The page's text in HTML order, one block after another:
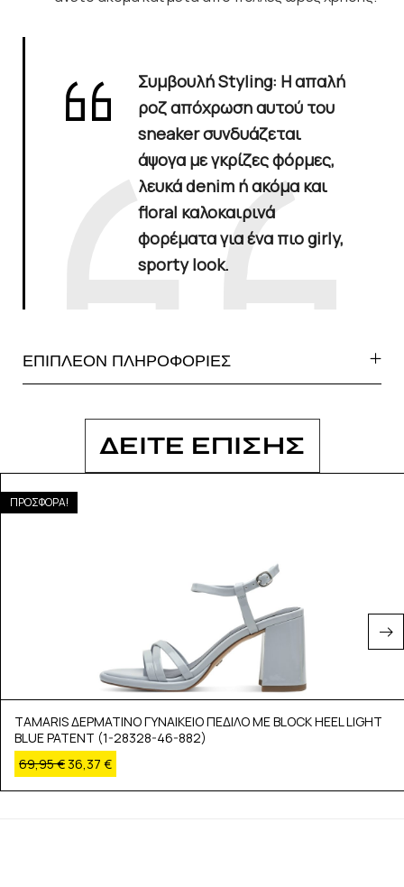
Συμβουλή Styling: Η απαλή
ροζ απόχρωση αυτού του
sneaker συνδυάζεται
άψογα με γκρίζες φόρμες,
λευκά denim ή ακόμα και
floral καλοκαιρινά
φορέματα για ένα πιο girly,
sporty look.
ΕΠΙΠΛΕΟΝ ΠΛΗΡΟΦΟΡΙΕΣ
ΔΕΙΤΕ ΕΠΙΣΗΣ
ΠΡΟΣΦΟΡΑ!
TAMARIS ΔΕΡΜΑΤΙΝΟ ΓΥΝΑΙΚΕΙΟ ΠΕΔΙΛΟ ΜΕ BLOCK HEEL LIGHT
BLUE PATENT (1-28328-46-882)
69,95€ 36,37 €